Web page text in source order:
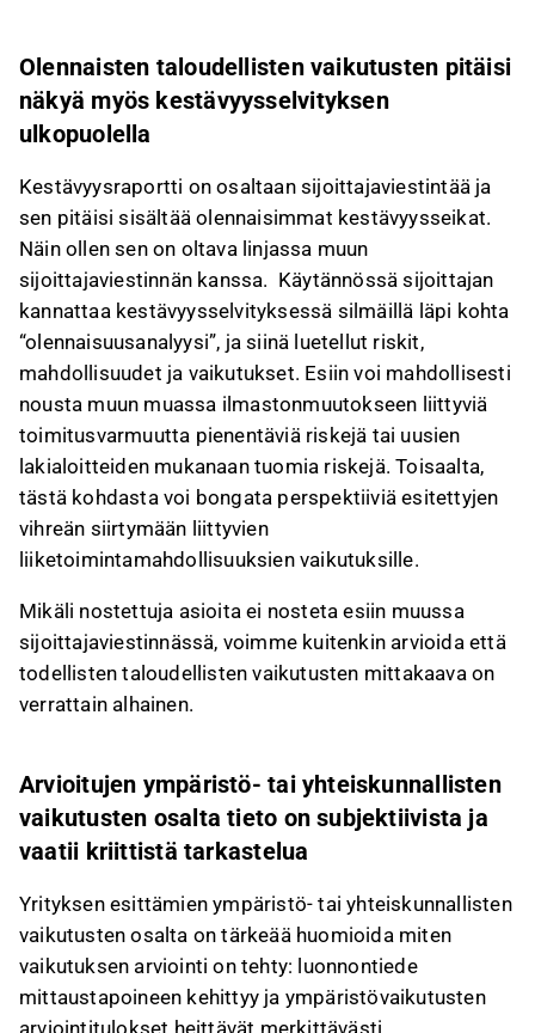
Olennaisten taloudellisten vaikutusten pitäisi
näkyä myös kestävyysselvityksen
ulkopuolella
Kestävyysraportti on osaltaan sijoittajaviestintää ja
sen pitäisi sisältää olennaisimmat kestävyysseikat.
Näin ollen sen on oltava linjassa muun
sijoittajaviestinnän kanssa. Käytännössä sijoittajan
kannattaa kestävyysselvityksessä silmäillä läpi kohta
“olennaisuusanalyysi”, ja siinä luetellut riskit,
mahdollisuudet ja vaikutukset. Esiin voi mahdollisesti
nousta muun muassa ilmastonmuutokseen liittyviä
toimitusvarmuutta pienentäviä riskejä tai uusien
lakialoitteiden mukanaan tuomia riskejä. Toisaalta,
tästä kohdasta voi bongata perspektiiviä esitettyjen
vihreän siirtymään liittyvien
liiketoimintamahdollisuuksien vaikutuksille.
Mikäli nostettuja asioita ei nosteta esiin muussa
sijoittajaviestinnässä, voimme kuitenkin arvioida että
todellisten taloudellisten vaikutusten mittakaava on
verrattain alhainen.
Arvioitujen ympäristö- tai yhteiskunnallisten
vaikutusten osalta tieto on subjektiivista ja
vaatii kriittistä tarkastelua
Yrityksen esittämien ympäristö- tai yhteiskunnallisten
vaikutusten osalta on tärkeää huomioida miten
vaikutuksen arviointi on tehty: luonnontiede
mittaustapoineen kehittyy ja ympäristövaikutusten
arviointitulokset heittävät merkittävästi